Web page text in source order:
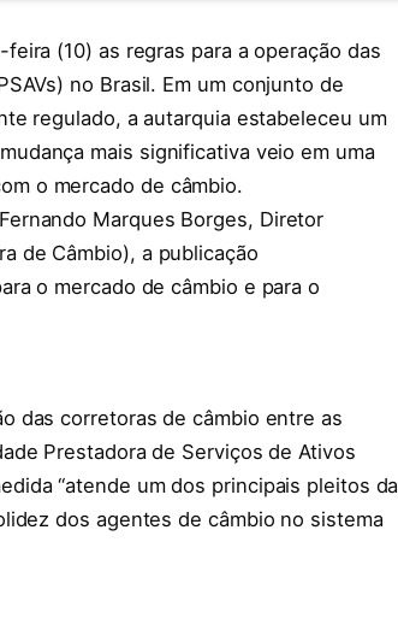
(10) as regras para a operação das
no Brasil. Em um conjunto de
regulado, a autarquia estabeleceu um
mais significativa veio em uma
o mercado de câmbio.
Marques Borges, Diretor
de Câmbio), a publicação
o mercado de câmbio e para o
das corretoras de câmbio entre as
Prestadora de Serviços de Ativos
“atende um dos principais pleitos da
dos agentes de câmbio no sistema